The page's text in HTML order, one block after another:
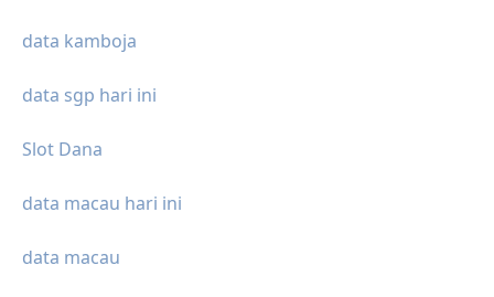
data kamboja
data sgp hari ini
Slot Dana
data macau hari ini
data macau